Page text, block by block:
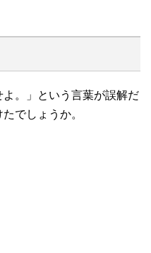
よ。」という言葉が誤解だ
でしょうか。